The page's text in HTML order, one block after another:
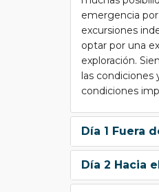
emergencia
excursiones
optar por una
exploración.
las condiciones
condiciones
Día 1 Fuera
Día 2 Hacia